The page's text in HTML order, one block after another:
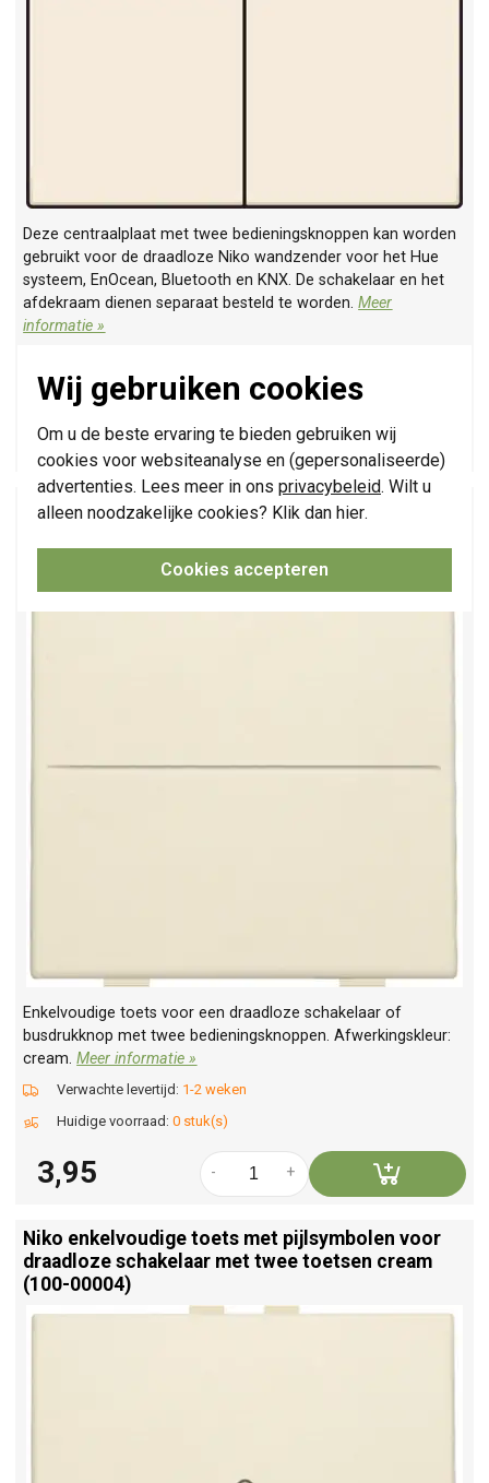
Wij gebruiken cookies
Om u de beste ervaring te bieden gebruiken wij
cookies voor websiteanalyse en (gepersonaliseerde)
advertenties. Lees meer in ons privacybeleid. Wilt u
alleen noodzakelijke cookies? Klik dan hier.
Cookies accepteren
Deze centraalplaat met twee bedieningsknoppen kan worden
gebruikt voor de draadloze Niko wandzender voor het Hue
systeem, EnOcean, Bluetooth en KNX. De schakelaar en het
afdekraam dienen separaat besteld te worden.Meer
informatie »
Huidige voorraad:
0 stuk(s)
7,95 +
-
Niko enkelvoudige toets voor draadloze
schakelaar met twee toetsen cream (100-00001)
Enkelvoudige toets voor een draadloze schakelaar of
busdrukknop met twee bedieningsknoppen. Afwerkingskleur:
cream.Meer informatie »
Verwachte levertijd: 1-2 weken
Huidige voorraad: 0 stuk(s)
3,95 +
-
Niko enkelvoudige toets met pijlsymbolen voor
draadloze schakelaar met twee toetsen cream
(100-00004)